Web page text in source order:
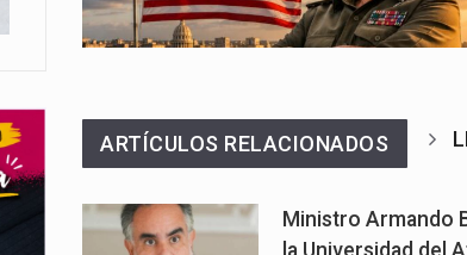
ARTÍCULOS RELACIONADOS
Ministro Armando
la Universidad del